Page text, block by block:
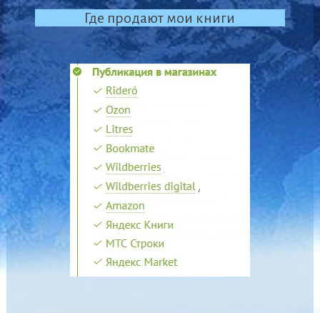
Где продают мои книги